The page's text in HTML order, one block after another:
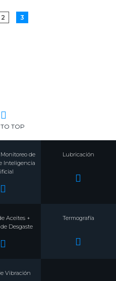
2 3
TOP
de
Inteligencia
Lubricación
Aceites +
Desgaste
Termografía
Vibración